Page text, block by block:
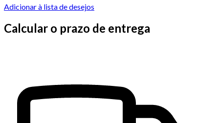
Adicionar à lista de desejos
Calcular o prazo de entrega